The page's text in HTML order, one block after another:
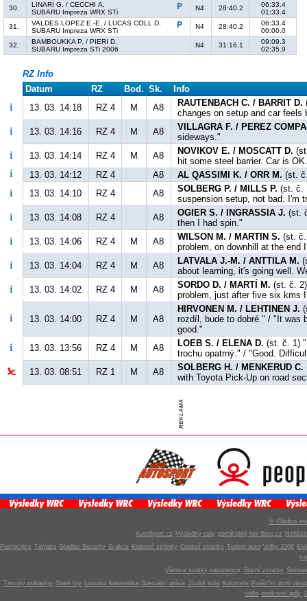
30.
LINARI G. / CECCHI A.
SUBARU Impreza WRX STi
N4 28:40.2
06:33.4
01:33.4
31.
VALDES LOPEZ E.-E. / LUCAS COLL D.
SUBARU Impreza WRX STi
N4 28:40.2
06:33.4
00:00.0
32.
BAMBOUKKA P. / PIERI D.
SUBARU Impreza STi 2006
N4 31:16.1
09:09.3
02:35.9
RZ Info
Datum
RZ Bod. Sk.
Info
13. 03. 14:18
RZ 4 M A8 RAUTENBACH C. / BARRIT D.
changes on setup and car feels
13. 03. 14:16
RZ 4 M A8
VILLAGRA F. / PEREZ
sideways."
13. 03. 14:14
RZ 4 M A8 NOVIKOV E. / MOSCATT D.
hit some steel barrier. Car is
13. 03. 14:12
RZ 4 A8 AL QASSIMI K. / ORR M. (st.
13. 03. 14:10
RZ 4 A8 SOLBERG P. / MILLS P. (st. č.
suspension setup, not bad. I'm
13. 03. 14:08
RZ 4 A8 OGIER S. / INGRASSIA J. (st.
then I had spin."
13. 03. 14:06
RZ 4 M A8 WILSON M. / MARTIN S. (st.
problem, on downhill at the end
13. 03. 14:04
RZ 4 M A8 LATVALA J.-M. / ANTTILA M.
about learning, it's going well.
13. 03. 14:02
RZ 4 M A8 SORDO D. / MARTÍ M. (st. č.
problem, just after five six kms
13. 03. 14:00 RZ 4 M A8
HIRVONEN M. / LEHTINEN J.
rozdíl, bude to dobré." / "It was
good."
13. 03. 13:56
RZ 4 M A8 LOEB S. / ELENA D. (st. č. 1)
trochu opatrný." / "Good.
13. 03. 08:51
RZ 1 M A8 SOLBERG H. / MENKERUD C.
with Toyota Pick-Up on road
© Gladius-
AutoSport.cz Výsledky rally portál plný her Stroj.cz
Pomocnice Témata Gladius Security G-akce Klubové stránky Osobní stránky Tuning auto Volby 2006
Vánoce svátky narozeniny Státní zkratky
Trezory pokladny Staré hry Luxusní kosmetika Speciální práce Jízdní kola Kulomety
Pojišt?ní proti
radla venkovní grily